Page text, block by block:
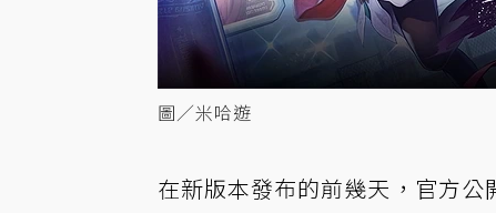
圖／米哈遊
在新版本發布的前幾天，官方